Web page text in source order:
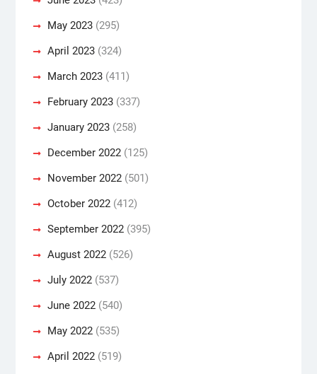
May 2023(295)
April 2023(324)
March 2023(411)
February 2023(337)
January 2023(258)
December 2022(125)
November 2022(501)
October 2022(412)
September 2022(395)
August 2022(526)
July 2022(537)
June 2022(540)
May 2022(535)
April 2022(519)